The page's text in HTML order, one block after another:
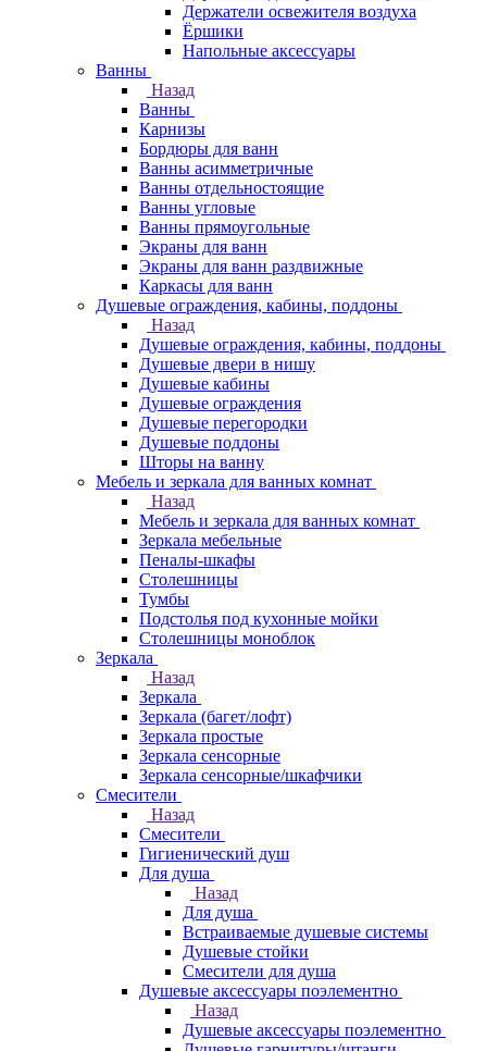
Держатели освежителя воздуха
Ёршики
Напольные аксессуары
Ванны
Назад
Ванны
Карнизы
Бордюры для ванн
Ванны асимметричные
Ванны отдельностоящие
Ванны угловые
Ванны прямоугольные
Экраны для ванн
Экраны для ванн раздвижные
Каркасы для ванн
Душевые ограждения, кабины, поддоны
Назад
Душевые ограждения, кабины, поддоны
Душевые двери в нишу
Душевые кабины
Душевые ограждения
Душевые перегородки
Душевые поддоны
Шторы на ванну
Мебель и зеркала для ванных комнат
Назад
Мебель и зеркала для ванных комнат
Зеркала мебельные
Пеналы-шкафы
Столешницы
Тумбы
Подстолья под кухонные мойки
Столешницы моноблок
Зеркала
Назад
Зеркала
Зеркала (багет/лофт)
Зеркала простые
Зеркала сенсорные
Зеркала сенсорные/шкафчики
Смесители
Назад
Смесители
Гигиенический душ
Для душа
Назад
Для душа
Встраиваемые душевые системы
Душевые стойки
Смесители для душа
Душевые аксессуары поэлементно
Назад
Душевые аксессуары поэлементно